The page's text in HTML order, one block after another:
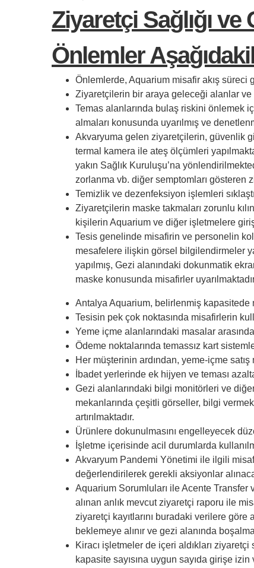
Ziyaretçi Sağlığı ve
Önlemler
Önlemlerde, Aquarium misafir akış süreci
Ziyaretçilerin bir araya geleceği alanlar
Temas alanlarında bulaş riskini önlemek
almaları konusunda uyarılmış ve
Akvaryuma gelen ziyaretçilerin, güvenlik
termal kamera ile ateş ölçümleri
yakın Sağlık Kuruluşu’na
zorlanma vb. diğer semptomları
Temizlik ve dezenfeksiyon işlemleri
Ziyaretçilerin maske takmaları zorunlu
kişilerin Aquarium ve diğer işletmelere
Tesis genelinde misafirin ve personelin
mesafelere ilişkin görsel bilgilendirmeler
yapılmış, Gezi alanındaki dokunmatik
maske konusunda misafirler
Antalya Aquarium, belirlenmiş kapasitede
Tesisin pek çok noktasında misafirlerin
Yeme içme alanlarındaki masalar
Ödeme noktalarında temassız kart
Her müşterinin ardından, yeme-içme
İbadet yerlerinde ek hijyen ve teması
Gezi alanlarındaki bilgi monitörleri ve
mekanlarında çeşitli görseller, bilgi
artırılmaktadır.
Ürünlere dokunulmasını engelleyecek
İşletme içerisinde acil durumlarda
Akvaryum Pandemi Yönetimi ile ilgili
değerlendirilerek gerekli aksiyonlar
Aquarium Sorumluları ile Acente Transfer
alınan anlık mevcut ziyaretçi raporu ile
ziyaretçi kayıtlarını buradaki verilere
beklemeye alınır ve gezi alanında
Kiracı işletmeler de içeri aldıkları
kapasite sayısına uygun sayıda girişe